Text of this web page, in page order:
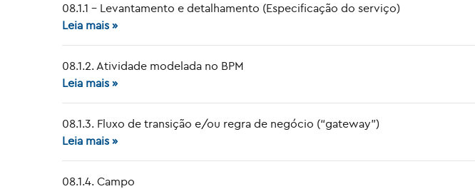
08.1.1 – Levantamento e detalhamento (Especificação do serviço)
Leia mais »
08.1.2. Atividade modelada no BPM
Leia mais »
08.1.3. Fluxo de transição e/ou regra de negócio (“gateway”)
Leia mais »
08.1.4. Campo